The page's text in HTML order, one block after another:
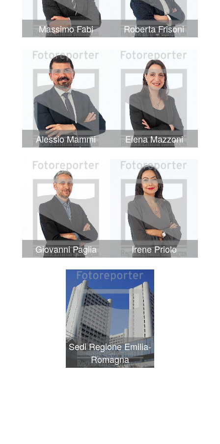
Massimo Fabi Roberta Frisoni
Alessio Mammi Elena Mazzoni
Giovanni Paglia Irene Priolo
Sedi Regione Emilia-
Romagna